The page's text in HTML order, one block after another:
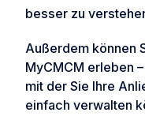
besser zu
Außerdem können
MyCMCM erleben
mit der Sie Ihre
einfach verwalten